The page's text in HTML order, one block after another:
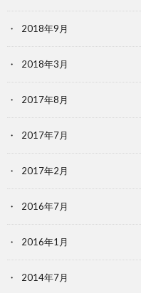
2018年9月
2018年3月
2017年8月
2017年7月
2017年2月
2016年7月
2016年1月
2014年7月